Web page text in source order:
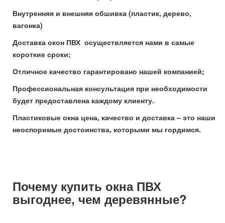
Внутренняя и внешняя обшивка (пластик, дерево,
вагонка)
Доставка окон ПВХ осуществляется нами в самые
короткие сроки;
Отличное качество гарантировано нашей компанией;
Профессиональная консультация при необходимости
будет предоставлена каждому клиенту.
Пластиковые окна цена, качество и доставка – это наши
неоспоримые достоинства, которыми мы гордимся.
Почему купить окна ПВХ
выгоднее, чем деревянные?